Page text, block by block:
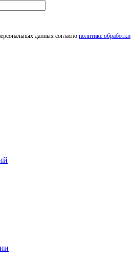
данных согласно политике обработки